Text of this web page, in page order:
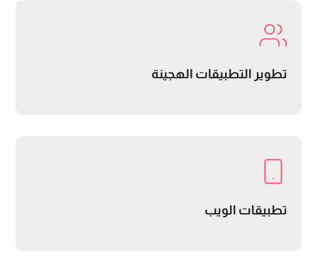
تطوير التطبيقات الهجينة
تطبيقات الويب